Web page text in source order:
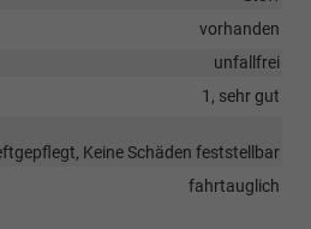
vorhanden
unfallfrei
1, sehr gut
Keine Schäden feststellbar
fahrtauglich